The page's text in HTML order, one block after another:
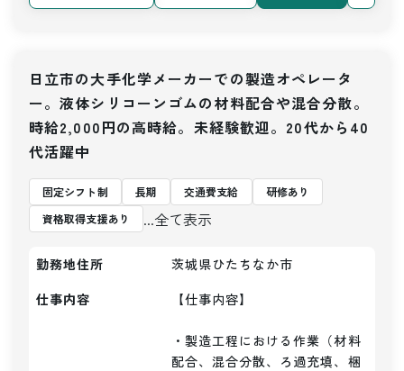
日立市の大手化学メーカーでの製造オペレータ
ー。液体シリコーンゴムの材料配合や混合分散。
時給2,000円の高時給。未経験歓迎。20代から40
代活躍中
固定シフト制 長期 交通費支給
研修あり
資格取得支援あり
...全て表示
勤務地住所
茨城県ひたちなか市
仕事内容
【仕事内容】
・製造工程における作業（材料
配合、混合分散、ろ過充填、梱